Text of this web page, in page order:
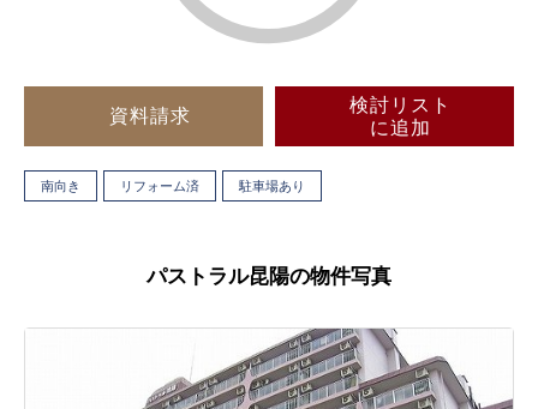
資料請求
検討リスト
に追加
南向き リフォーム済 駐車場あり
パストラル昆陽の物件写真